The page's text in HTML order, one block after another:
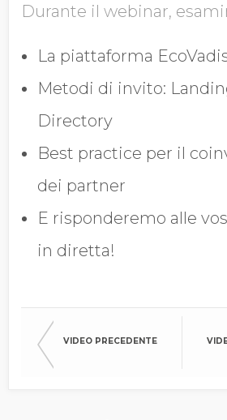
Durante il webinar,
La piattaforma
Metodi di invito:
Directory
Best practice per il
dei partner
E risponderemo alle
in diretta!
VIDEO PRECEDENTE